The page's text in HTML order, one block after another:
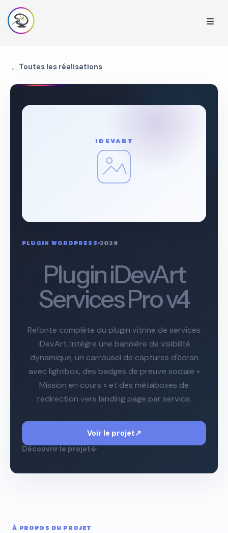
← Toutes les réalisations
PLUGIN WORDPRESS 2026
Plugin iDevArt
Services Pro v4
Refonte complète du plugin vitrine de services
iDevArt. Intègre une bannière de visibilité
dynamique, un carrousel de captures d'écran
avec lightbox, des badges de preuve sociale «
Mission en cours » et des métaboxes de
redirection vers landing page par service.
Voir le projet↗
Découvrir le projet↓
IDEVART
À PROPOS DU PROJET